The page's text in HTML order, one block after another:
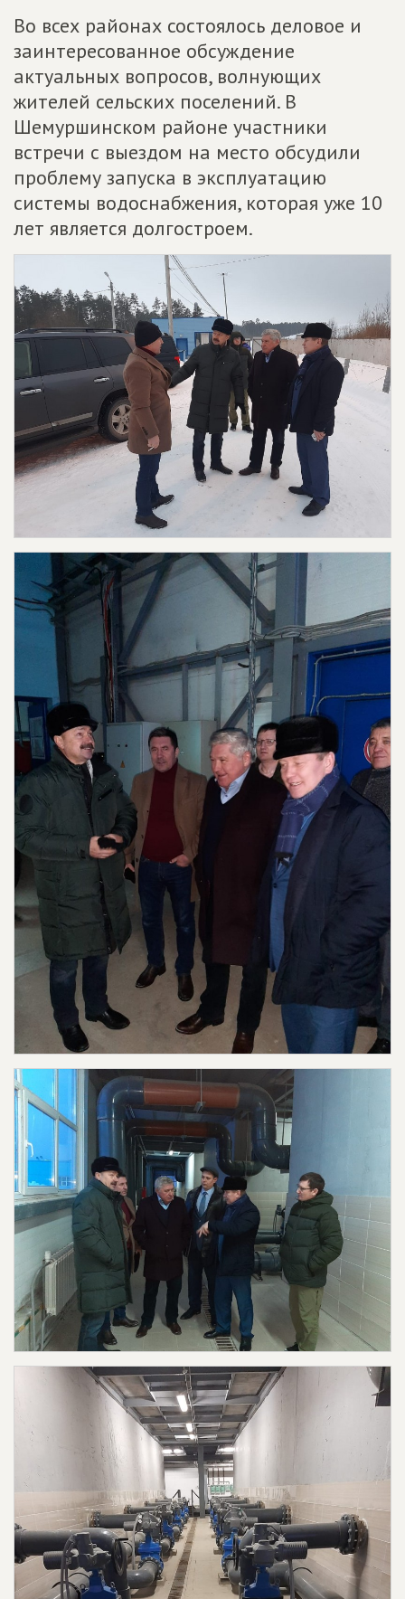
Во всех районах состоялось деловое и
заинтересованное обсуждение
актуальных вопросов, волнующих
жителей сельских поселений. В
Шемуршинском районе участники
встречи с выездом на место обсудили
проблему запуска в эксплуатацию
системы водоснабжения, которая уже 10
лет является долгостроем.